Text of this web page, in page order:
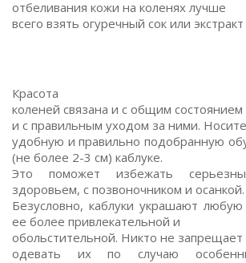
отбеливания кожи на коленях лучше
всего взять огуречный сок или
Красота
коленей связана и с общим
и с правильным уходом за ними.
удобную и правильно подобранную
(не более 2-3 см) каблуке.
Это поможет избежать
здоровьем, с позвоночником и осанкой.
Безусловно, каблуки украшают
ее более привлекательной и
обольстительной. Никто не запрещает
одевать их по случаю